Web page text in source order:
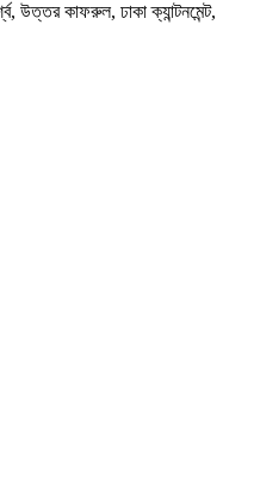
উত্তর কাফরুল, ঢাকা ক্যান্টনমেন্ট,